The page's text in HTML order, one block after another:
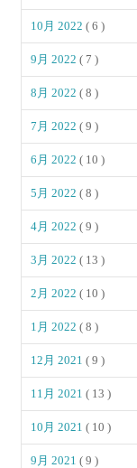
10月 2022( 6 )
9月 2022( 7 )
8月 2022( 8 )
7月 2022( 9 )
6月 2022( 10 )
5月 2022( 8 )
4月 2022( 9 )
3月 2022( 13 )
2月 2022( 10 )
1月 2022( 8 )
12月 2021( 9 )
11月 2021( 13 )
10月 2021( 10 )
9月 2021( 9 )